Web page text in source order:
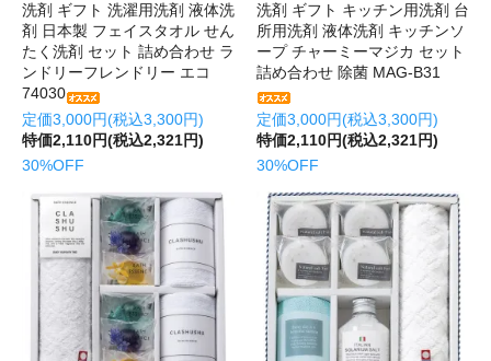
洗剤 ギフト 洗濯用洗剤 液体洗
剤 日本製 フェイスタオル せん
たく洗剤 セット 詰め合わせ ラ
ンドリーフレンドリー エコ
74030
定価3,000円(税込3,300円)
特価2,110円(税込2,321円)
30%OFF
洗剤 ギフト キッチン用洗剤 台
所用洗剤 液体洗剤 キッチンソ
ープ チャーミーマジカ セット
詰め合わせ 除菌 MAG-B31
定価3,000円(税込3,300円)
特価2,110円(税込2,321円)
30%OFF